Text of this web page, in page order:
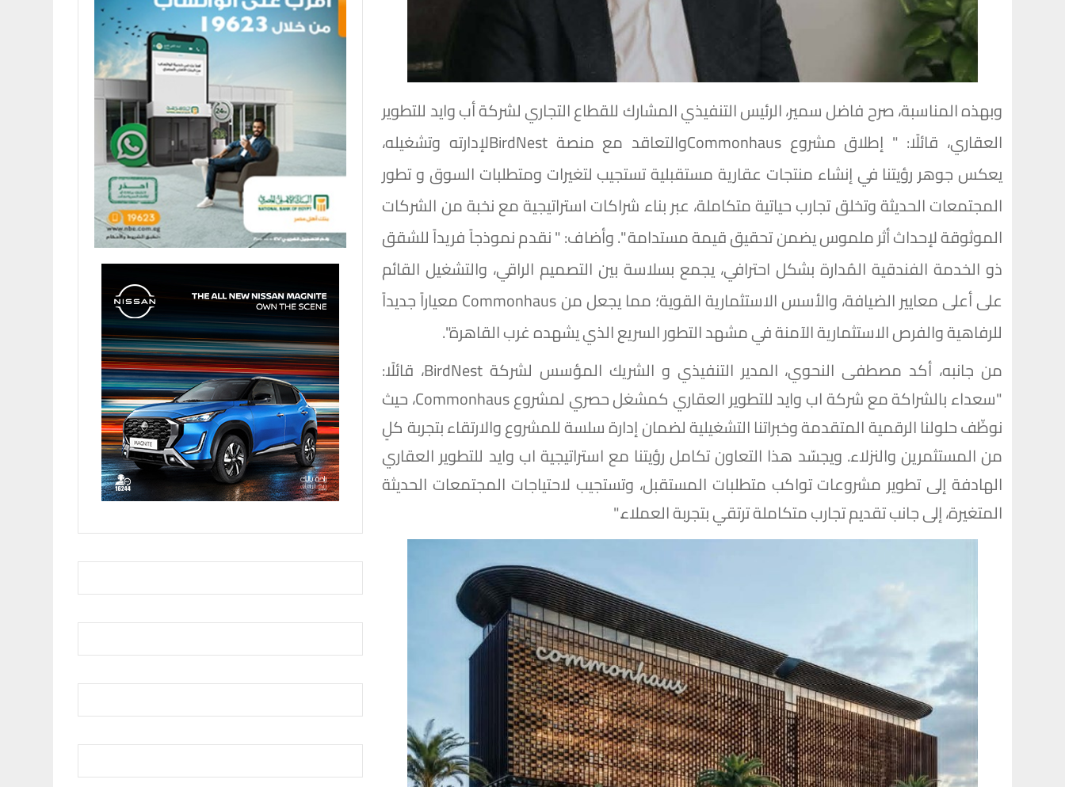
وبهذه المناسبة، صرح فاضل سمير، الرئيس التنفيذي المشارك للقطاع التجاري لشركة أب وايد للتطوير
العقاري، قائلًا: " إطلاق مشروع Commonhausوالتعاقد مع منصة BirdNestلإدارته وتشغيله،
يعكس جوهر رؤيتنا في إنشاء منتجات عقارية مستقبلية تستجيب لتغيرات ومتطلبات السوق و تطور
المجتمعات الحديثة وتخلق تجارب حياتية متكاملة، عبر بناء شراكات استراتيجية مع نخبة من الشركات
الموثوقة لإحداث أثر ملموس يضمن تحقيق قيمة مستدامة ". وأضاف: " نقدم نموذجاً فريداً للشقق
ذو الخدمة الفندقية المُدارة بشكل احترافي، يجمع بسلاسة بين التصميم الراقي، والتشغيل القائم
على أعلى معايير الضيافة، والأسس الاستثمارية القوية؛ مما يجعل من Commonhaus معياراً جديداً
للرفاهية والفرص الاستثمارية الآمنة في مشهد التطور السريع الذي يشهده غرب القاهرة".
من جانبه، أكد مصطفى النحوي، المدير التنفيذي و الشريك المؤسس لشركة BirdNest، قائلًا:
"سعداء بالشراكة مع شركة اب وايد للتطوير العقاري كمشغل حصري لمشروع Commonhaus، حيث
نوظّف حلولنا الرقمية المتقدمة وخبراتنا التشغيلية لضمان إدارة سلسة للمشروع والارتقاء بتجربة كلٍ
من المستثمرين والنزلاء. ويجسّد هذا التعاون تكامل رؤيتنا مع استراتيجية اب وايد للتطوير العقاري
الهادفة إلى تطوير مشروعات تواكب متطلبات المستقبل، وتستجيب لاحتياجات المجتمعات الحديثة
المتغيرة، إلى جانب تقديم تجارب متكاملة ترتقي بتجربة العملاء."